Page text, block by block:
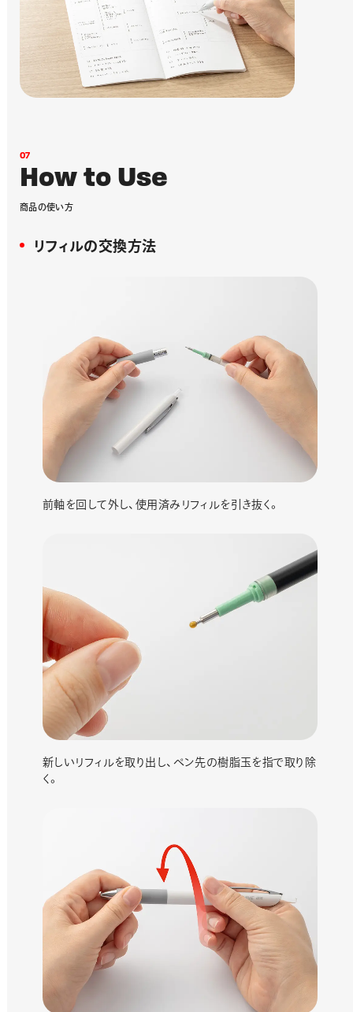
07
How to Use
商品の使い方
リフィルの交換方法
前軸を回して外し、使用済みリフィルを引き抜く。
新しいリフィルを取り出し、ペン先の樹脂玉を指で取り除
く。